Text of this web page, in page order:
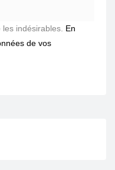
indésirables. En
de vos